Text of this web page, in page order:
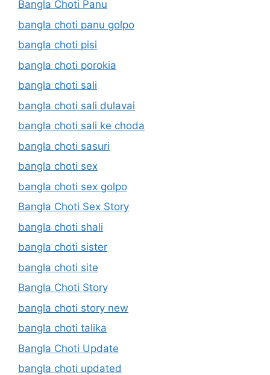
Bangla Choti Panu
bangla choti panu golpo
bangla choti pisi
bangla choti porokia
bangla choti sali
bangla choti sali dulavai
bangla choti sali ke choda
bangla choti sasuri
bangla choti sex
bangla choti sex golpo
Bangla Choti Sex Story
bangla choti shali
bangla choti sister
bangla choti site
Bangla Choti Story
bangla choti story new
bangla choti talika
Bangla Choti Update
bangla choti updated